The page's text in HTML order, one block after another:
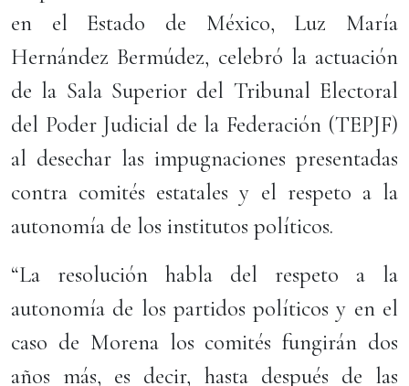
en el Estado de México, Luz María
Hernández Bermúdez, celebró la actuación
de la Sala Superior del Tribunal Electoral
del Poder Judicial de la Federación (TEPJF)
al desechar las impugnaciones presentadas
contra comités estatales y el respeto a la
autonomía de los institutos políticos.
“La resolución habla del respeto a la
autonomía de los partidos políticos y en el
caso de Morena los comités fungirán dos
años más, es decir, hasta después de las